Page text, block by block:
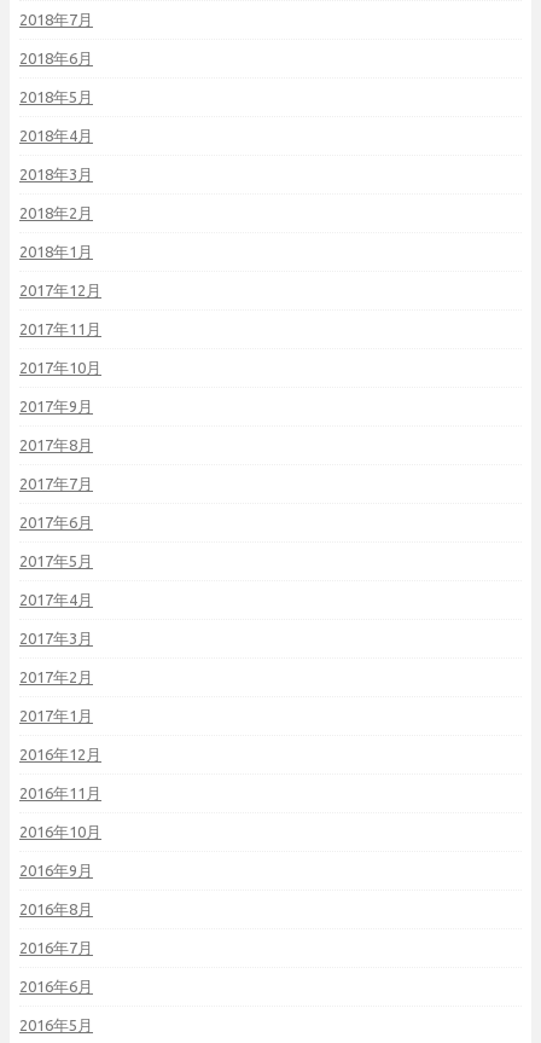
2018年7月
2018年6月
2018年5月
2018年4月
2018年3月
2018年2月
2018年1月
2017年12月
2017年11月
2017年10月
2017年9月
2017年8月
2017年7月
2017年6月
2017年5月
2017年4月
2017年3月
2017年2月
2017年1月
2016年12月
2016年11月
2016年10月
2016年9月
2016年8月
2016年7月
2016年6月
2016年5月